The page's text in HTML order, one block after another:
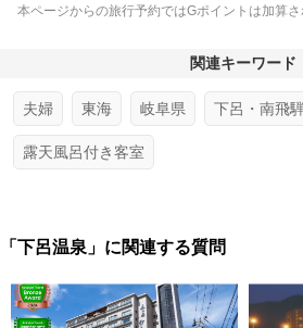
本ページからの旅行予約ではGポイントは加算さ
関連キーワード
夫婦 東海 岐阜県 下呂・南飛
露天風呂付き客室
「下呂温泉」に関連する質問